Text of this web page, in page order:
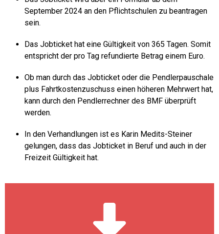
September 2024 an den Pflichtschulen zu beantragen
sein.
Das Jobticket hat eine Gültigkeit von 365 Tagen. Somit
entspricht der pro Tag refundierte Betrag einem Euro.
Ob man durch das Jobticket oder die Pendlerpauschale
plus Fahrtkostenzuschuss einen höheren Mehrwert hat,
kann durch den Pendlerrechner des BMF überprüft
werden.
In den Verhandlungen ist es Karin Medits-Steiner
gelungen, dass das Jobticket in Beruf und auch in der
Freizeit Gültigkeit hat.